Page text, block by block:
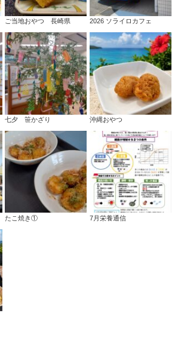
ご当地おやつ 長崎県 2026 ソライロカフェ
七夕 笹かざり 沖縄おやつ
たこ焼き① 7月栄養通信